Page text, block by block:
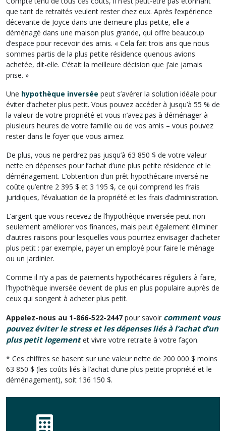
que tant de retraités veulent rester chez eux. Après l’expérience
décevante de Joyce dans une demeure plus petite, elle a
déménagé dans une maison plus grande, qui offre beaucoup
d’espace pour recevoir des amis. « Cela fait trois ans que nous
sommes partis de la plus petite résidence quenous avions
achetée, dit-elle. C’était la meilleure décision que j’aie jamais
prise. »
Une hypothèque inversée peut s’avérer la solution idéale pour
éviter d’acheter plus petit. Vous pouvez accéder à jusqu’à 55 % de
la valeur de votre propriété et vous n’avez pas à déménager à
plusieurs heures de votre famille ou de vos amis – vous pouvez
rester dans le foyer que vous aimez.
De plus, vous ne perdrez pas jusqu’à 63 850 $ de votre valeur
nette en dépenses pour l’achat d’une plus petite résidence et le
déménagement. L’obtention d’un prêt hypothécaire inversé ne
coûte qu’entre 2 395 $ et 3 195 $, ce qui comprend les frais
juridiques, l’évaluation de la propriété et les frais d’administration.
L’argent que vous recevez de l’hypothèque inversée peut non
seulement améliorer vos finances, mais peut également éliminer
d’autres raisons pour lesquelles vous pourriez envisager d’acheter
plus petit : par exemple, payer un employé pour faire le ménage
ou un jardinier.
Comme il n’y a pas de paiements hypothécaires réguliers à faire,
l’hypothèque inversée devient de plus en plus populaire auprès de
ceux qui songent à acheter plus petit.
Appelez-nous au 1-866-522-2447 pour savoir comment vous
pouvez éviter le stress et les dépenses liés à l’achat d’un
plus petit logementet vivre votre retraite à votre façon.
* Ces chiffres se basent sur une valeur nette de 200 000 $ moins
63 850 $ (les coûts liés à l’achat d’une plus petite propriété et le
déménagement), soit 136 150 $.